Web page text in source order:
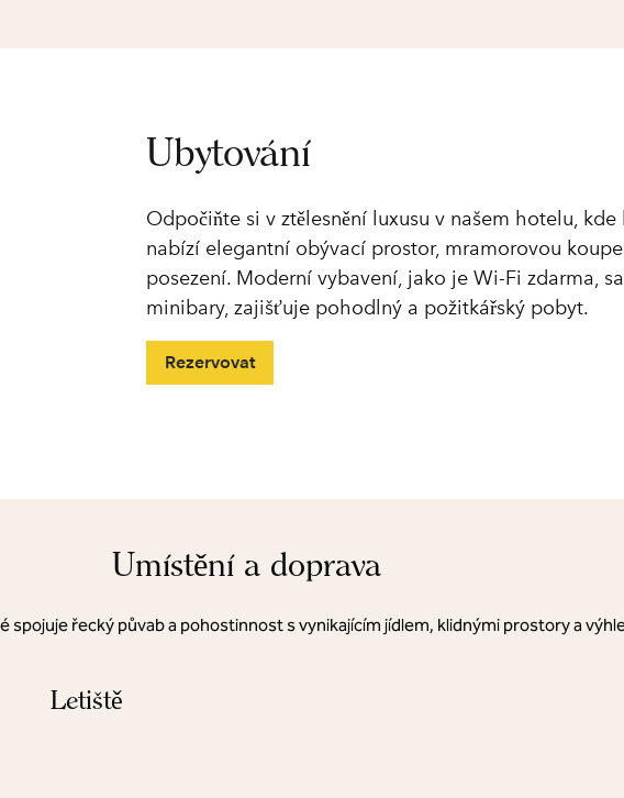
Ubytování
Odpočiňte si v ztělesnění luxusu v našem hotelu,
nabízí elegantní obývací prostor, mramorovou
posezení. Moderní vybavení, jako je Wi-Fi zdarma,
minibary, zajišťuje pohodlný a požitkářský pobyt.
Rezervovat
Umístění a doprava
spojuje řecký půvab a pohostinnost s vynikajícím jídlem, klidnými prostory a
Letiště